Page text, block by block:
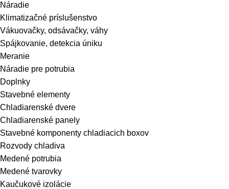
Náradie
Klimatizačné príslušenstvo
Vákuovačky, odsávačky, váhy
Spájkovanie, detekcia úniku
Meranie
Náradie pre potrubia
Doplnky
Stavebné elementy
Chladiarenské dvere
Chladiarenské panely
Stavebné komponenty chladiacich boxov
Rozvody chladiva
Medené potrubia
Medené tvarovky
Kaučukové izolácie